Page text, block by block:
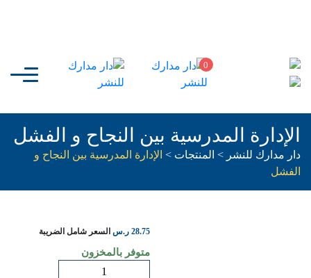
0
الإدارة المدرسية بين النجاح و الفشل
دار مدارك للنشر > المنتجات > الإدارة المدرسية بين النجاح و
الفشل
28.75 ر.س السعر شامل الضريبة
متوفر بالمخزون